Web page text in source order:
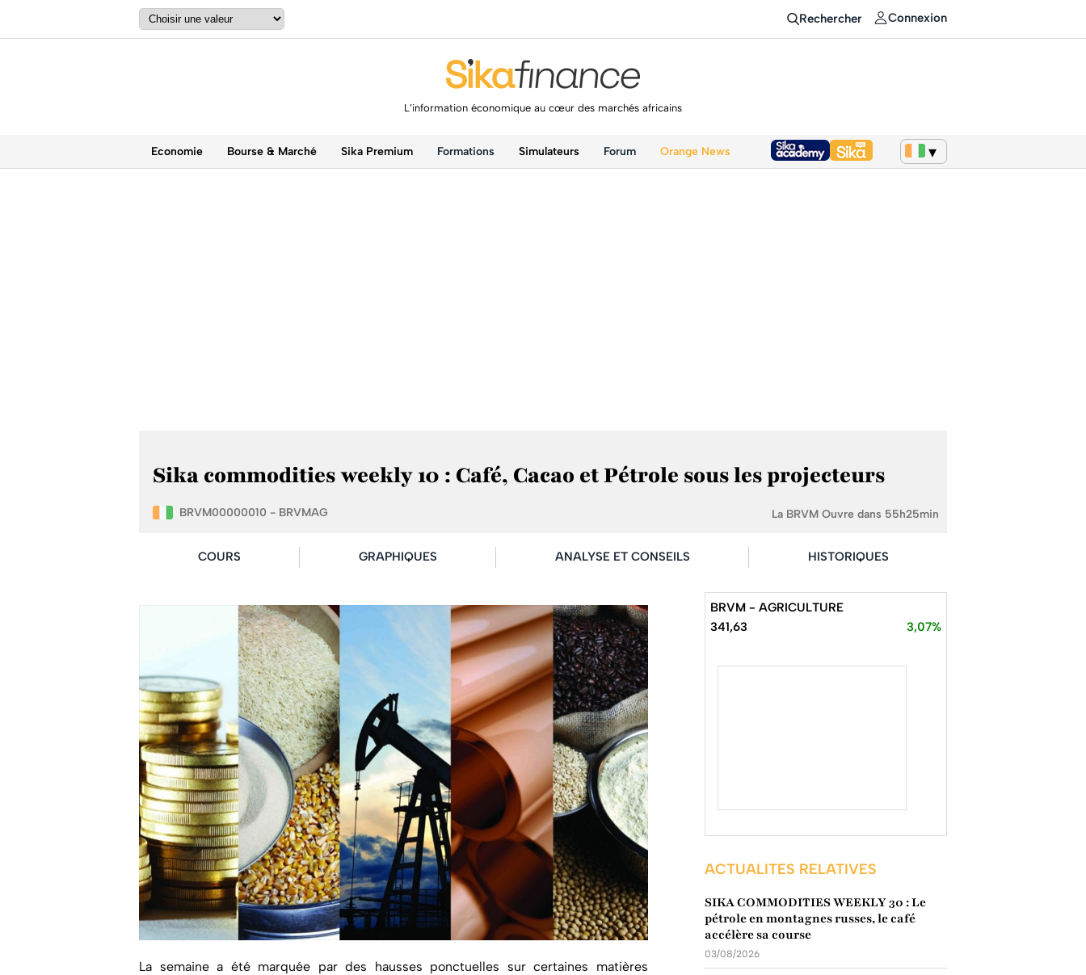
Rechercher Connexion
L’information économique au cœur des marchés africains
Economie Bourse & Marché Sika Premium Formations Simulateurs Forum Orange News
Sika commodities weekly 10 : Café, Cacao et Pétrole sous les projecteurs
BRVM00000010 - BRVMAG La BRVM Ouvre dans 55h25min
COURS GRAPHIQUES ANALYSE ET CONSEILS HISTORIQUES
La semaine a été marquée par des hausses ponctuelles sur certaines matières
BRVM - AGRICULTURE
341,63
3,07%
ACTUALITES RELATIVES
SIKA COMMODITIES WEEKLY 30 : Le
pétrole en montagnes russes, le café
accélère sa course
03/08/2026